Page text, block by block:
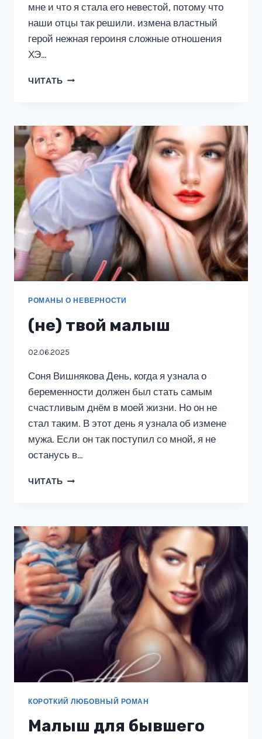
мне и что я стала его невестой, потому что
наши отцы так решили. измена властный
герой нежная героиня сложные отношения
ХЭ…
ЧИТАТЬ ИЗМЕНА.
РОМАНЫ О НЕВЕРНОСТИ
(не) твой малыш
02.06.2025
Соня Вишнякова День, когда я узнала о
беременности должен был стать самым
счастливым днём в моей жизни. Но он не
стал таким. В этот день я узнала об измене
мужа. Если он так поступил со мной, я не
останусь в…
ЧИТАТЬ (НЕ)
КОРОТКИЙ ЛЮБОВНЫЙ РОМАН
Малыш для бывшего